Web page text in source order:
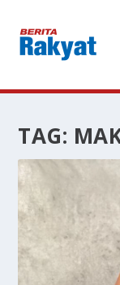
TAG: